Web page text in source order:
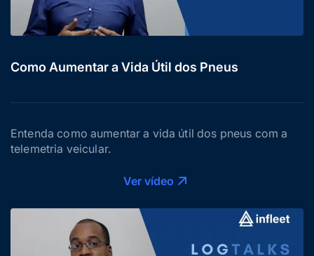
Como Aumentar a Vida Útil dos Pneus
Entenda como aumentar a vida útil dos pneus com a
telemetria veicular.
Ver vídeo